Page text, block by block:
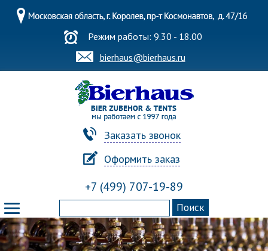
Режим работы: 9.30 - 18.00
bierhaus@bierhaus.ru
Заказать звонок
Оформить заказ
+7 (499) 707-19-89